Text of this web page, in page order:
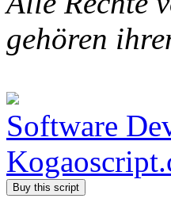
gehören
Software